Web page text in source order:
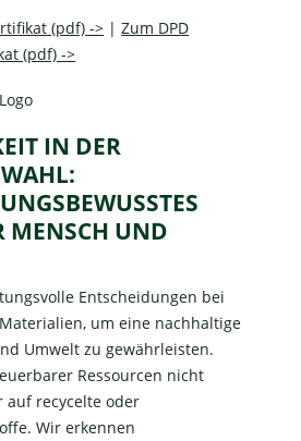
(pdf) -> |Zum DPD
(pdf) ->
IN DER
MENSCH UND
Entscheidungen bei
um eine nachhaltige
Umwelt zu gewährleisten.
Ressourcen nicht
auf recycelte oder
Wir erkennen